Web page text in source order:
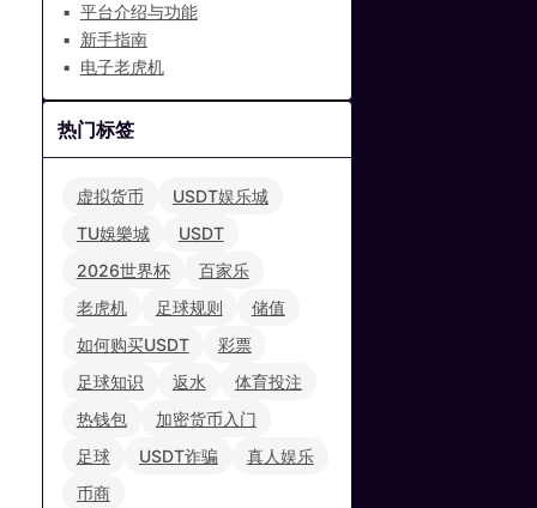
平台介绍与功能
新手指南
电子老虎机
热门标签
虚拟货币
USDT娱乐城
TU娛樂城
USDT
2026世界杯
百家乐
老虎机
足球规则
储值
如何购买USDT
彩票
足球知识
返水
体育投注
热钱包
加密货币入门
足球
USDT诈骗
真人娱乐
币商